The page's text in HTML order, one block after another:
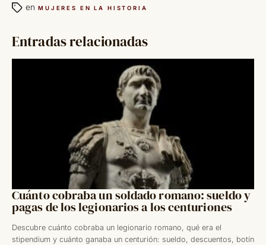
en MUJERES EN LA HISTORIA
Entradas relacionadas
Cuánto cobraba un soldado romano: sueldo y
pagas de los legionarios a los centuriones
Descubre cuánto cobraba un legionario romano, qué era el
stipendium y cuánto ganaba un centurión: sueldo, descuentos, botín